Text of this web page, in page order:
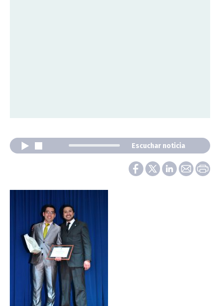
Escuchar noticia